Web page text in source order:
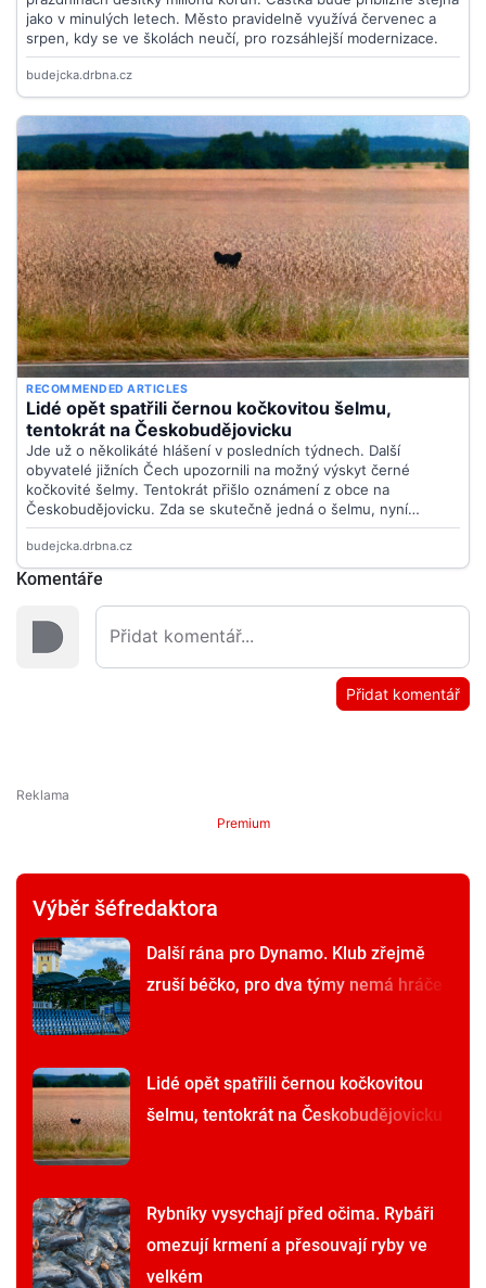
Komentáře
Přidat komentář
Premium
Výběr šéfredaktora
Další rána pro Dynamo. Klub zřejmě
zruší béčko, pro dva týmy nemá hráče
Lidé opět spatřili černou kočkovitou
šelmu, tentokrát na Českobudějovicku
Rybníky vysychají před očima. Rybáři
omezují krmení a přesouvají ryby ve
velkém